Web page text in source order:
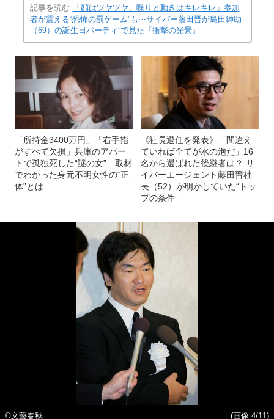
記事を読む
「顔はツヤツヤ、喋りと動きはキレキレ」参加
者が震える“恐怖の罰ゲーム”も⋯サイバー藤田晋が島田紳助
（69）の誕生日パーティ”で見た『衝撃の光景』
「所持金3400万円」「右手指
がすべて欠損」兵庫のアパー
トで孤独死した“謎の女”…取材
でわかった身元不明女性の“正
体”とは
《社長退任を発表》「間違え
ていれば全てが水の泡だ」16
名から選ばれた後継者は？ サ
イバーエージェント藤田晋社
長（52）が明かしていた“トッ
プの条件”
©文藝春秋
(画像 4/11)